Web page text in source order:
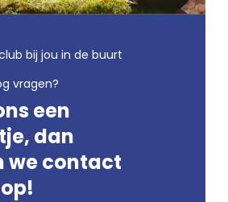
bij jou in de buurt
vragen?
een
dan
we contact